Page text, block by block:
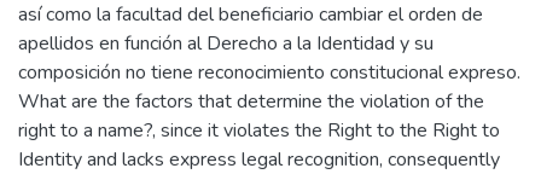
así como la facultad del beneficiario cambiar el orden de
apellidos en función al Derecho a la Identidad y su
composición no tiene reconocimiento constitucional expreso.
What are the factors that determine the violation of the
right to a name?, since it violates the Right to the Right to
Identity and lacks express legal recognition, consequently